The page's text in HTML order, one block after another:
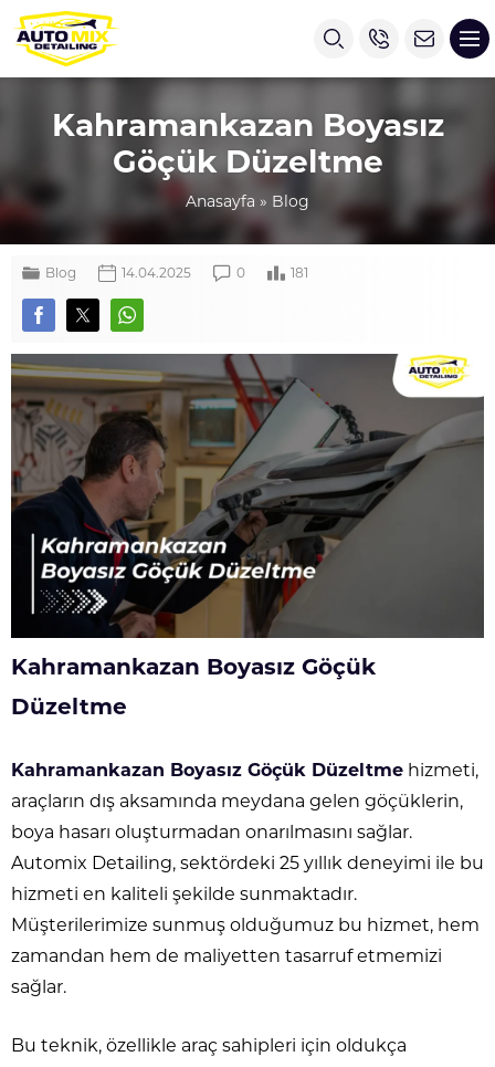
Kahramankazan Boyasız
Göçük Düzeltme
Anasayfa » Blog
Blog 14.04.2025 0 181
Kahramankazan Boyasız Göçük
Düzeltme
Kahramankazan Boyasız Göçük Düzeltme hizmeti,
araçların dış aksamında meydana gelen göçüklerin,
boya hasarı oluşturmadan onarılmasını sağlar.
Automix Detailing, sektördeki 25 yıllık deneyimi ile bu
hizmeti en kaliteli şekilde sunmaktadır.
Müşterilerimize sunmuş olduğumuz bu hizmet, hem
zamandan hem de maliyetten tasarruf etmemizi
sağlar.
Bu teknik, özellikle araç sahipleri için oldukça